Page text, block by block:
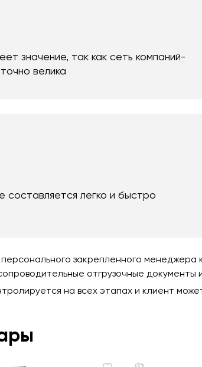
значение, так как сеть компаний-
велика
составляется легко и быстро
закрепленного менеджера
отгрузочные документы
на всех этапах и клиент